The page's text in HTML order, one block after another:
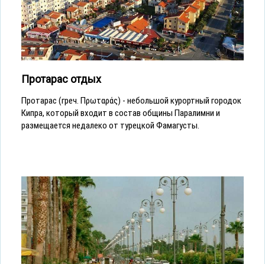
Протарас отдых
Протарас (греч. Πρωταράς) - небольшой курортный городок
Кипра, который входит в состав общины Паралимни и
размещается недалеко от турецкой Фамагусты.